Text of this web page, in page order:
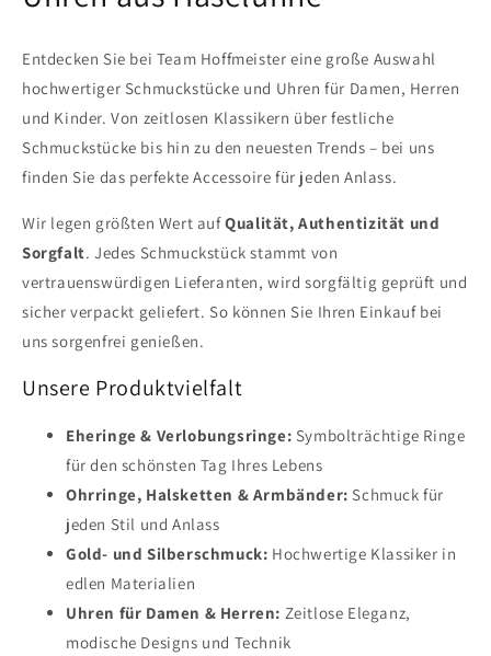
Entdecken Sie bei Team Hoffmeister eine große Auswahl
hochwertiger Schmuckstücke und Uhren für Damen, Herren
und Kinder. Von zeitlosen Klassikern über festliche
Schmuckstücke bis hin zu den neuesten Trends – bei uns
finden Sie das perfekte Accessoire für jeden Anlass.
Wir legen größten Wert aufQualität, Authentizität und
Sorgfalt. Jedes Schmuckstück stammt von
vertrauenswürdigen Lieferanten, wird sorgfältig geprüft und
sicher verpackt geliefert. So können Sie Ihren Einkauf bei
uns sorgenfrei genießen.
Unsere Produktvielfalt
Eheringe & Verlobungsringe: Symbolträchtige Ringe
für den schönsten Tag Ihres Lebens
Ohrringe, Halsketten & Armbänder: Schmuck für
jeden Stil und Anlass
Gold- und Silberschmuck: Hochwertige Klassiker in
edlen Materialien
Uhren für Damen & Herren: Zeitlose Eleganz,
modische Designs und Technik